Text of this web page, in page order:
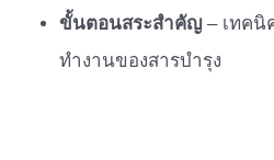
ขั้นตอนสระสำคัญ– เทคนิ
ทำงานของสารบำรุง